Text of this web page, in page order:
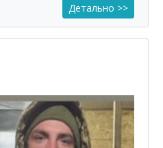
Детально >>